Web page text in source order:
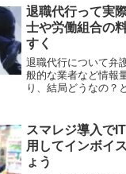
する会社側の目線で
現段階の提案を行い
退職代行って実
士や労働組合の
すく
退職代行について弁
般的な業者など情報
り、結局どうなの？
かかるのかなど、ご
れば幸いです。
スマレジ導入で
用してインボイ
ょう